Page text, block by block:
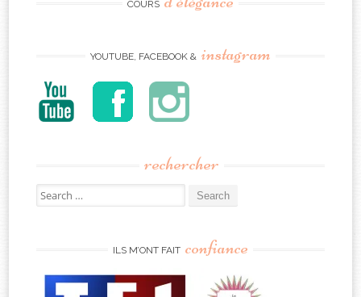
COURS
YOUTUBE, FACEBOOK & instagram
rechercher
Search
for:
ILS M’ONT FAIT confiance